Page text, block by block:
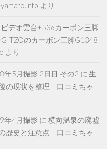
より
デオ雲台+536カーボン三脚
のカーボン三脚G1348
より
年5月撮影 2日目 その2 に 生
の現状を整理｜口コミちゃ
年4月撮影 に 横向温泉の廃墟
歴史と注意点｜口コミちゃ